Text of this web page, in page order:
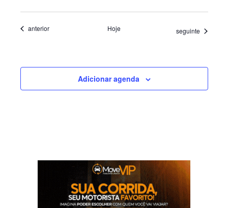
Eventos
anterior Hoje Eventos
seguinte
Adicionar agenda